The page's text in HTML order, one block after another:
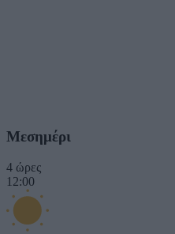
Μεσημέρι
4 ώρες
12:00